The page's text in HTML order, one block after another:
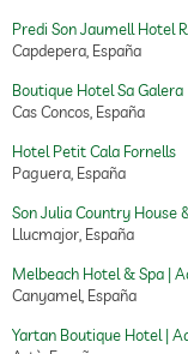
Predi Son Jaumell Hotel
Capdepera, España
Boutique Hotel Sa Galera
Cas Concos, España
Hotel Petit Cala Fornells
Paguera, España
Son Julia Country House
Llucmajor, España
Melbeach Hotel & Spa |
Canyamel, España
Yartan Boutique Hotel |